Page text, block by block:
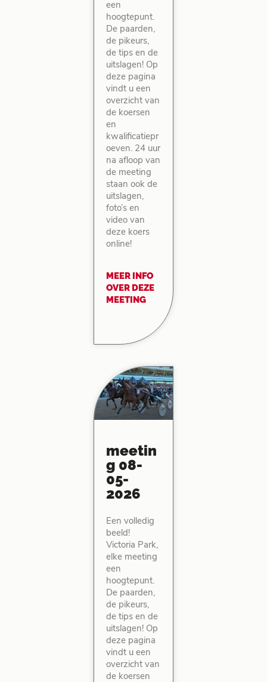
een
hoogtepunt.
De paarden,
de pikeurs,
de tips en de
uitslagen! Op
deze pagina
vindt u een
overzicht van
de koersen
en
kwalificatiepr
oeven. 24 uur
na afloop van
de meeting
staan ook de
uitslagen,
foto’s en
video van
deze koers
online!
MEER INFO
OVER DEZE
MEETING
meetin
g 08-
05-
2026
Een volledig
beeld!
Victoria Park,
elke meeting
een
hoogtepunt.
De paarden,
de pikeurs,
de tips en de
uitslagen! Op
deze pagina
vindt u een
overzicht van
de koersen